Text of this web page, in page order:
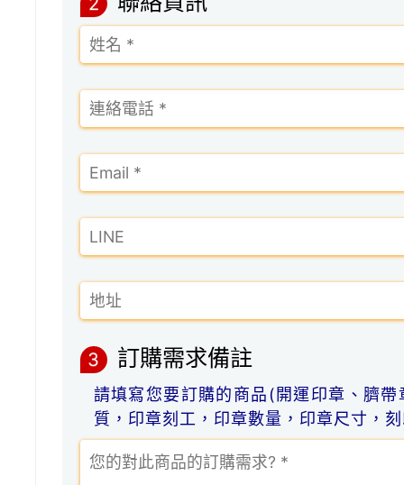
3 訂購需求備註
請填寫您要訂購的商品(開運印章、臍
質，印章刻工，印章數量，印章尺寸，